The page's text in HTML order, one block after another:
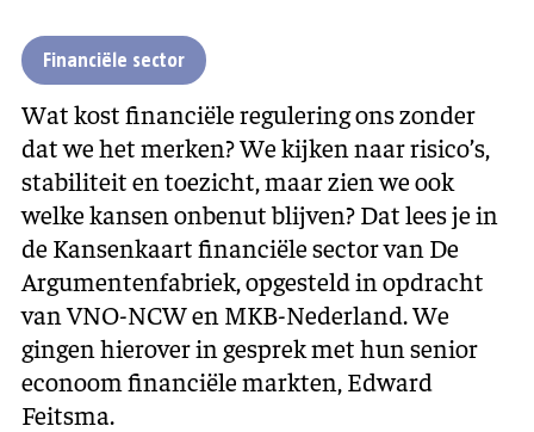
Financiële sector
Wat kost financiële regulering ons zonder
dat we het merken? We kijken naar risico’s,
stabiliteit en toezicht, maar zien we ook
welke kansen onbenut blijven? Dat lees je in
de Kansenkaart financiële sector van De
Argumentenfabriek, opgesteld in opdracht
van VNO-NCW en MKB-Nederland. We
gingen hierover in gesprek met hun senior
econoom financiële markten, Edward
Feitsma.